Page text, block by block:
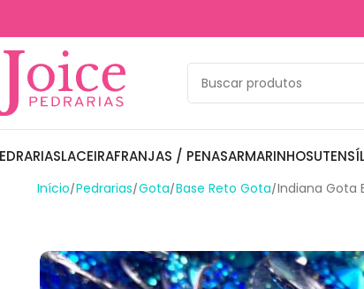
LACEIRAFRANJAS / PENASARMARINHOS
Início Pedrarias Gota Base Reto Gota Indiana Gota